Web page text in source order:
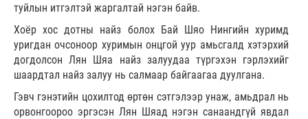
туйлын итгэлтэй жаргалтай нэгэн байв.
Хоёр хос дотны найз болох Бай Шяо Нингийн хуримд
уригдан очсоноор хуримын онцгой уур амьсгалд хэтэрхий
догдолсон Лян Шяа найз залуудаа түргэхэн гэрлэхийг
шаардтал найз залуу нь салмаар байгаагаа дуулгана.
Гэвч гэнэтийн цохилтод өртөн сэтгэлээр унаж, амьдрал нь
орвонгоороо эргэсэн Лян Шяад нэгэн санаандгүй явдал